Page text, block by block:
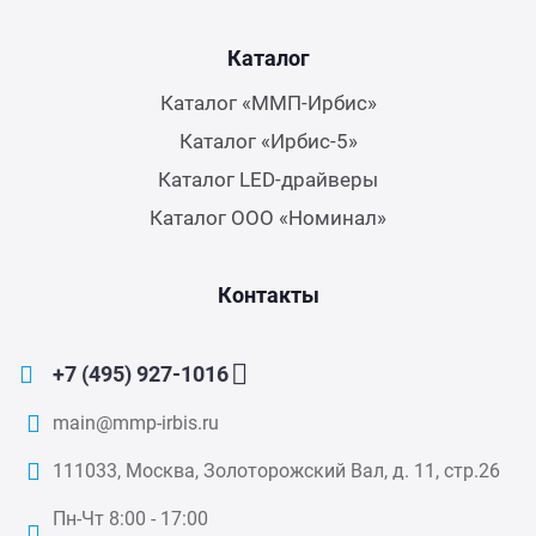
Каталог
Каталог «ММП-Ирбис»
Каталог «Ирбис-5»
Каталог LED-драйверы
Каталог ООО «Номинал»
Контакты
+7 (495) 927-1016
main@mmp-irbis.ru
111033, Москва, Золоторожский Вал, д. 11, стр.26
Пн-Чт 8:00 - 17:00